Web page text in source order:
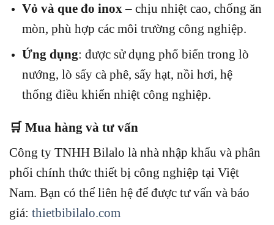
Vỏ và que đo inox – chịu nhiệt cao, chống ăn
mòn, phù hợp các môi trường công nghiệp.
Ứng dụng: được sử dụng phổ biến trong lò
nướng, lò sấy cà phê, sấy hạt, nồi hơi, hệ
thống điều khiển nhiệt công nghiệp.
🛒 Mua hàng và tư vấn
Công ty TNHH Bilalo là nhà nhập khẩu và phân
phối chính thức thiết bị công nghiệp tại Việt
Nam. Bạn có thể liên hệ để được tư vấn và báo
giá: thietbibilalo.com